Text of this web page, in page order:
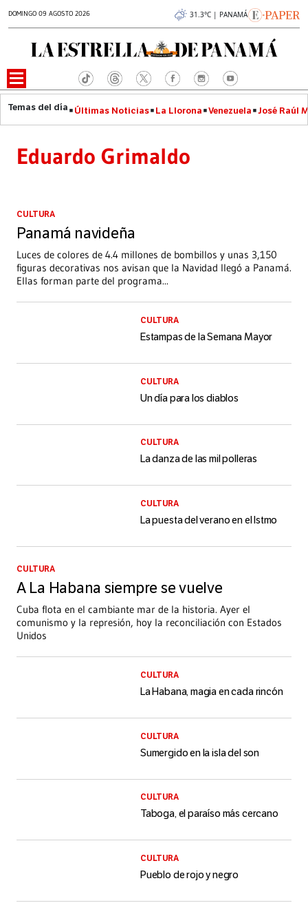
DOMINGO 09 AGOSTO 2026 31.3°C | PANAMÁ
Últimas Noticias La Llorona Venezuela José Raúl
Eduardo Grimaldo
CULTURA
Panamá navideña
Luces de colores de 4.4 millones de bombillos y unas 3,150
figuras decorativas nos avisan que la Navidad llegó a Panamá.
Ellas forman parte del programa...
CULTURA
Estampas de la Semana Mayor
CULTURA
Un día para los diablos
CULTURA
La danza de las mil polleras
CULTURA
La puesta del verano en el Istmo
CULTURA
A La Habana siempre se vuelve
Cuba flota en el cambiante mar de la historia. Ayer el
comunismo y la represión, hoy la reconciliación con Estados
Unidos
CULTURA
La Habana, magia en cada rincón
CULTURA
Sumergido en la isla del son
CULTURA
Taboga, el paraíso más cercano
CULTURA
Pueblo de rojo y negro